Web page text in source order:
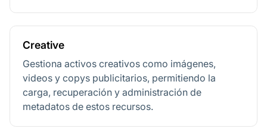
Creative
Gestiona activos creativos como imágenes,
videos y copys publicitarios, permitiendo la
carga, recuperación y administración de
metadatos de estos recursos.